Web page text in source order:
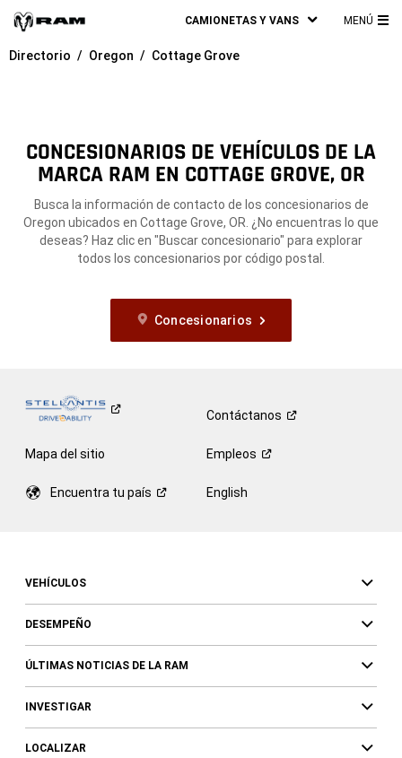
CAMIONETAS Y VANS MENÚ
Directorio Oregon Cottage Grove
CONCESIONARIOS DE VEHÍCULOS DE LA
MARCA RAM EN COTTAGE GROVE, OR
Busca la información de contacto de los concesionarios de
Oregon ubicados en Cottage Grove, OR. ¿No encuentras lo que
deseas? Haz clic en "Buscar concesionario" para explorar
todos los concesionarios por código postal.
Concesionarios
Contáctanos
Mapa del sitio Empleos
Encuentra tu país English
VEHÍCULOS
DESEMPEÑO
ÚLTIMAS NOTICIAS DE LA RAM
INVESTIGAR
LOCALIZAR